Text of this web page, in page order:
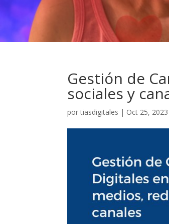
Gestión de
sociales y
portiasdigitales | Oct 25, 2023